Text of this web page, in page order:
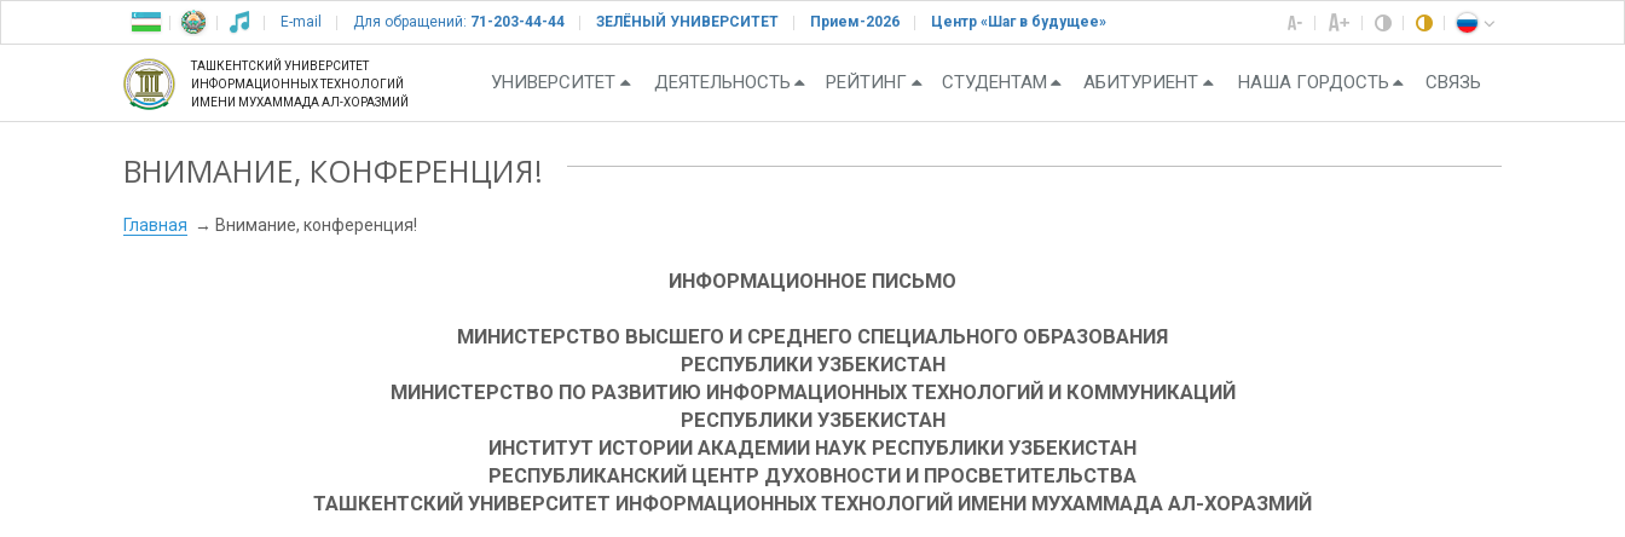
E-mail Для обращений: 71-203-44-44 ЗЕЛЁНЫЙ УНИВЕРСИТЕТ Прием-2026 Центр «Шаг в будущее»
ТАШКЕНТСКИЙ УНИВЕРСИТЕТ
ИНФОРМАЦИОННЫХ ТЕХНОЛОГИЙ
ИМЕНИ МУХАММАДА АЛ-ХОРАЗМИЙ
УНИВЕРСИТЕТ ДЕЯТЕЛЬНОСТЬ РЕЙТИНГ СТУДЕНТАМ АБИТУРИЕНТ НАША ГОРДОСТЬ СВЯЗЬ
ВНИМАНИЕ, КОНФЕРЕНЦИЯ!
Главная Внимание, конференция!
ИНФОРМАЦИОННОЕ ПИСЬМО
МИНИСТЕРСТВО ВЫСШЕГО И СРЕДНЕГО СПЕЦИАЛЬНОГО ОБРАЗОВАНИЯ
РЕСПУБЛИКИ УЗБЕКИСТАН
МИНИСТЕРСТВО ПО РАЗВИТИЮ ИНФОРМАЦИОННЫХ ТЕХНОЛОГИЙ И КОММУНИКАЦИЙ
РЕСПУБЛИКИ УЗБЕКИСТАН
ИНСТИТУТ ИСТОРИИ АКАДЕМИИ НАУК РЕСПУБЛИКИ УЗБЕКИСТАН
РЕСПУБЛИКАНСКИЙ ЦЕНТР ДУХОВНОСТИ И ПРОСВЕТИТЕЛЬСТВА
ТАШКЕНТСКИЙ УНИВЕРСИТЕТ ИНФОРМАЦИОННЫХ ТЕХНОЛОГИЙ ИМЕНИ МУХАММАДА АЛ-ХОРАЗМИЙ